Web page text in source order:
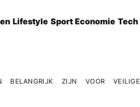
Lifestyle Sport Economie Tech
BELANGRIJK ZIJN VOOR VEILIGE